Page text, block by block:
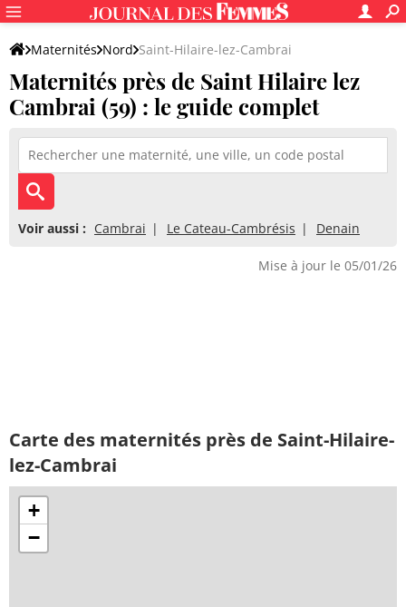
Maternités Nord Saint-Hilaire-lez-Cambrai
Maternités près de Saint Hilaire lez
Cambrai (59) : le guide complet
Voir aussi : Cambrai Le Cateau-Cambrésis Denain
Mise à jour le 05/01/26
Carte des maternités près de Saint-Hilaire-
lez-Cambrai
+
−